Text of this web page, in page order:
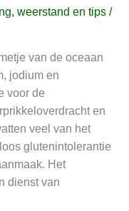
weerstand en tips /
van de oceaan
jodium en
voor de
en
veel van het
glutenintolerantie
Het
dienst van